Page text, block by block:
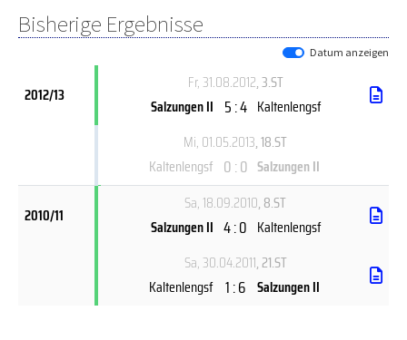
Bisherige Ergebnisse
Datum anzeigen
2012/13
Fr, 31.08.2012, 3.ST
Salzungen II 5 : 4 Kaltenlengsf
Mi, 01.05.2013, 18.ST
Kaltenlengsf 0 : 0 Salzungen II
2010/11
Sa, 18.09.2010, 8.ST
Salzungen II 4 : 0 Kaltenlengsf
Sa, 30.04.2011, 21.ST
Kaltenlengsf 1 : 6 Salzungen II